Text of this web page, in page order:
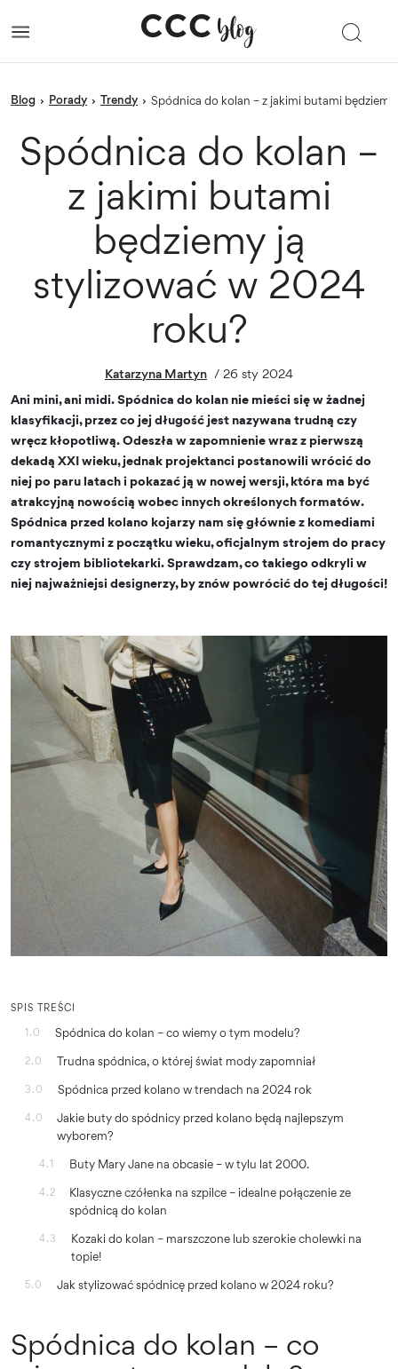
blog › porady › trendy › Spódnica do kolan – z jakimi butami
Spódnica do kolan –
z jakimi butami
będziemy ją
stylizować w 2024
roku?
Katarzyna Martyn / 26 sty 2024
Ani mini, ani midi. Spódnica do kolan nie mieści się w żadnej
klasyfikacji, przez co jej długość jest nazywana trudną czy
wręcz kłopotliwą. Odeszła w zapomnienie wraz z pierwszą
dekadą XXI wieku, jednak projektanci postanowili wrócić do
niej po paru latach i pokazać ją w nowej wersji, która ma być
atrakcyjną nowością wobec innych określonych formatów.
Spódnica przed kolano kojarzy nam się głównie z komediami
romantycznymi z początku wieku, oficjalnym strojem do pracy
czy strojem bibliotekarki. Sprawdzam, co takiego odkryli w
niej najważniejsi designerzy, by znów powrócić do tej długości!
SPIS TREŚCI
1.0
Spódnica do kolan – co wiemy o tym modelu?
2.0 Trudna spódnica, o której świat mody zapomniał
3.0 Spódnica przed kolano w trendach na 2024 rok
4.0
Jakie buty do spódnicy przed kolano będą najlepszym
wyborem?
4.1 Buty Mary Jane na obcasie – w tylu lat 2000.
4.2
Klasyczne czółenka na szpilce – idealne połączenie ze
spódnicą do kolan
4.3
Kozaki do kolan – marszczone lub szerokie cholewki na
topie!
5.0 Jak stylizować spódnicę przed kolano w 2024 roku?
Spódnica do kolan – co